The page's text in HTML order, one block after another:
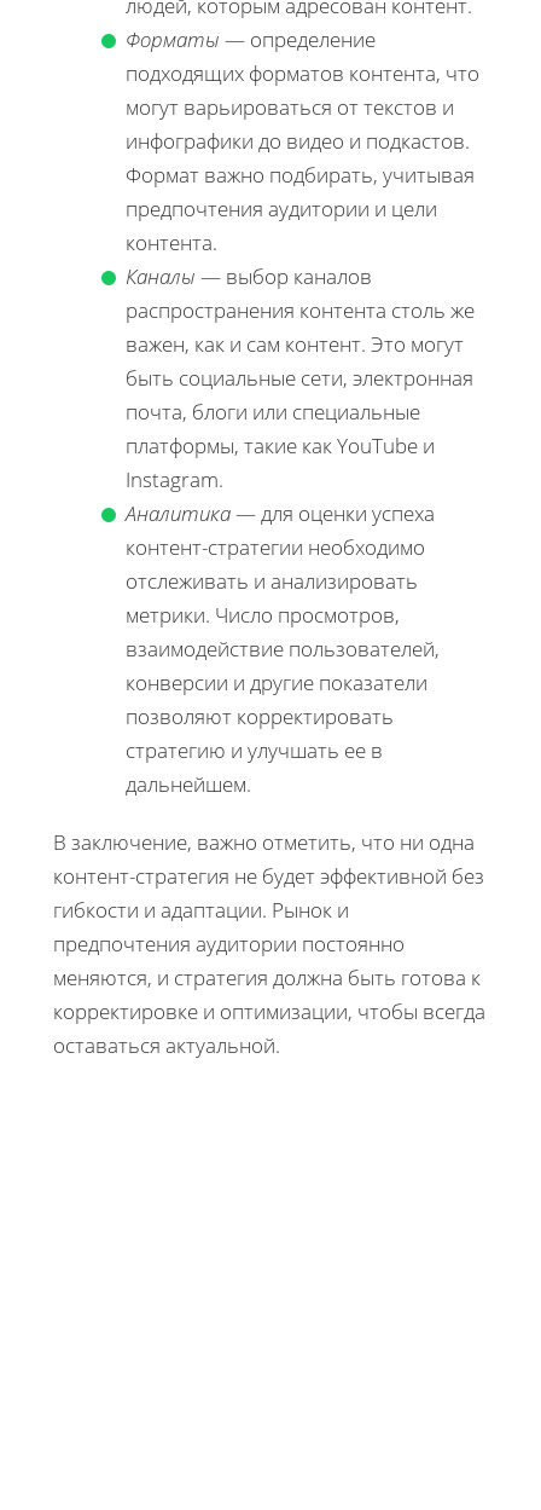
Форматы — определение
подходящих форматов контента, что
могут варьироваться от текстов и
инфографики до видео и подкастов.
Формат важно подбирать, учитывая
предпочтения аудитории и цели
контента.
Каналы — выбор каналов
распространения контента столь же
важен, как и сам контент. Это могут
быть социальные сети, электронная
почта, блоги или специальные
платформы, такие как YouTube и
Instagram.
Аналитика— для оценки успеха
контент-стратегии необходимо
отслеживать и анализировать
метрики. Число просмотров,
взаимодействие пользователей,
конверсии и другие показатели
позволяют корректировать
стратегию и улучшать ее в
дальнейшем.
В заключение, важно отметить, что ни одна
контент-стратегия не будет эффективной без
гибкости и адаптации. Рынок и
предпочтения аудитории постоянно
меняются, и стратегия должна быть готова к
корректировке и оптимизации, чтобы всегда
оставаться актуальной.